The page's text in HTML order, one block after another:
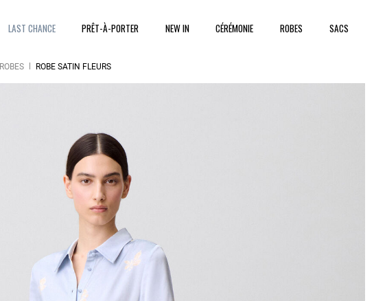
LAST CHANCE PRÊT-À-PORTER NEW IN CÉRÉMONIE ROBES SACS
ROBES ROBE SATIN FLEURS